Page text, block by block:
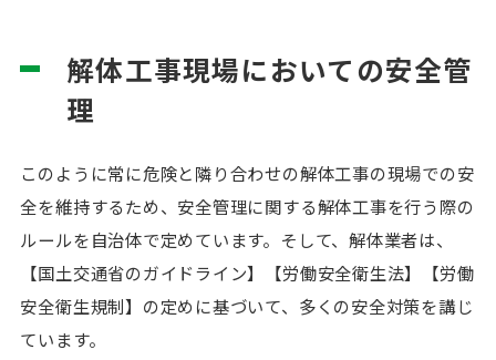
解体工事現場においての安全管
理
このように常に危険と隣り合わせの解体工事の現場での安
全を維持するため、安全管理に関する解体工事を行う際の
ルールを自治体で定めています。そして、解体業者は、
【国土交通省のガイドライン】【労働安全衛生法】【労働
安全衛生規制】の定めに基づいて、多くの安全対策を講じ
ています。